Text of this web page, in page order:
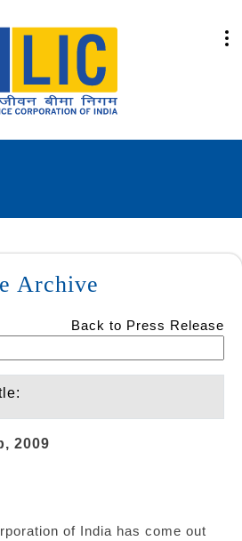
Archive
Back to Press Release
2009
of India has come out